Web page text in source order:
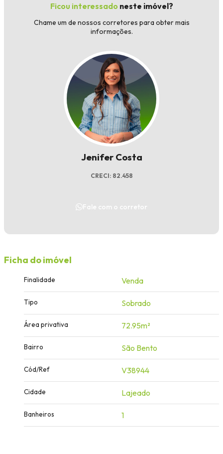
Ficou interessado neste imóvel?
Chame um de nossos corretores para obter mais
informações.
Jenifer Costa
CRECI: 82.458
Fale com o corretor
Ficha do imóvel
Finalidade Venda
Tipo Sobrado
Área privativa 72.95m²
Bairro São Bento
Cód/Ref V38944
Cidade Lajeado
Banheiros 1